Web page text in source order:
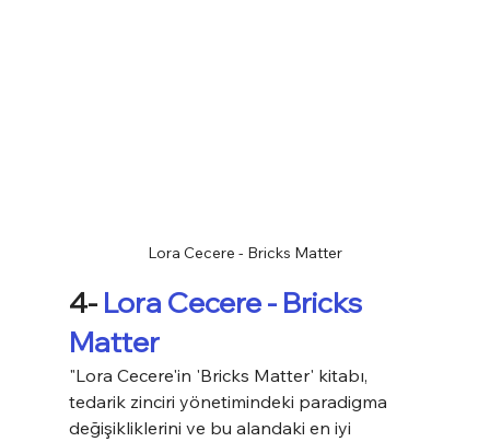
Lora Cecere - Bricks Matter
4- Lora Cecere - Bricks
Matter
"Lora Cecere'in 'Bricks Matter' kitabı,
tedarik zinciri yönetimindeki paradigma
değişikliklerini ve bu alandaki en iyi